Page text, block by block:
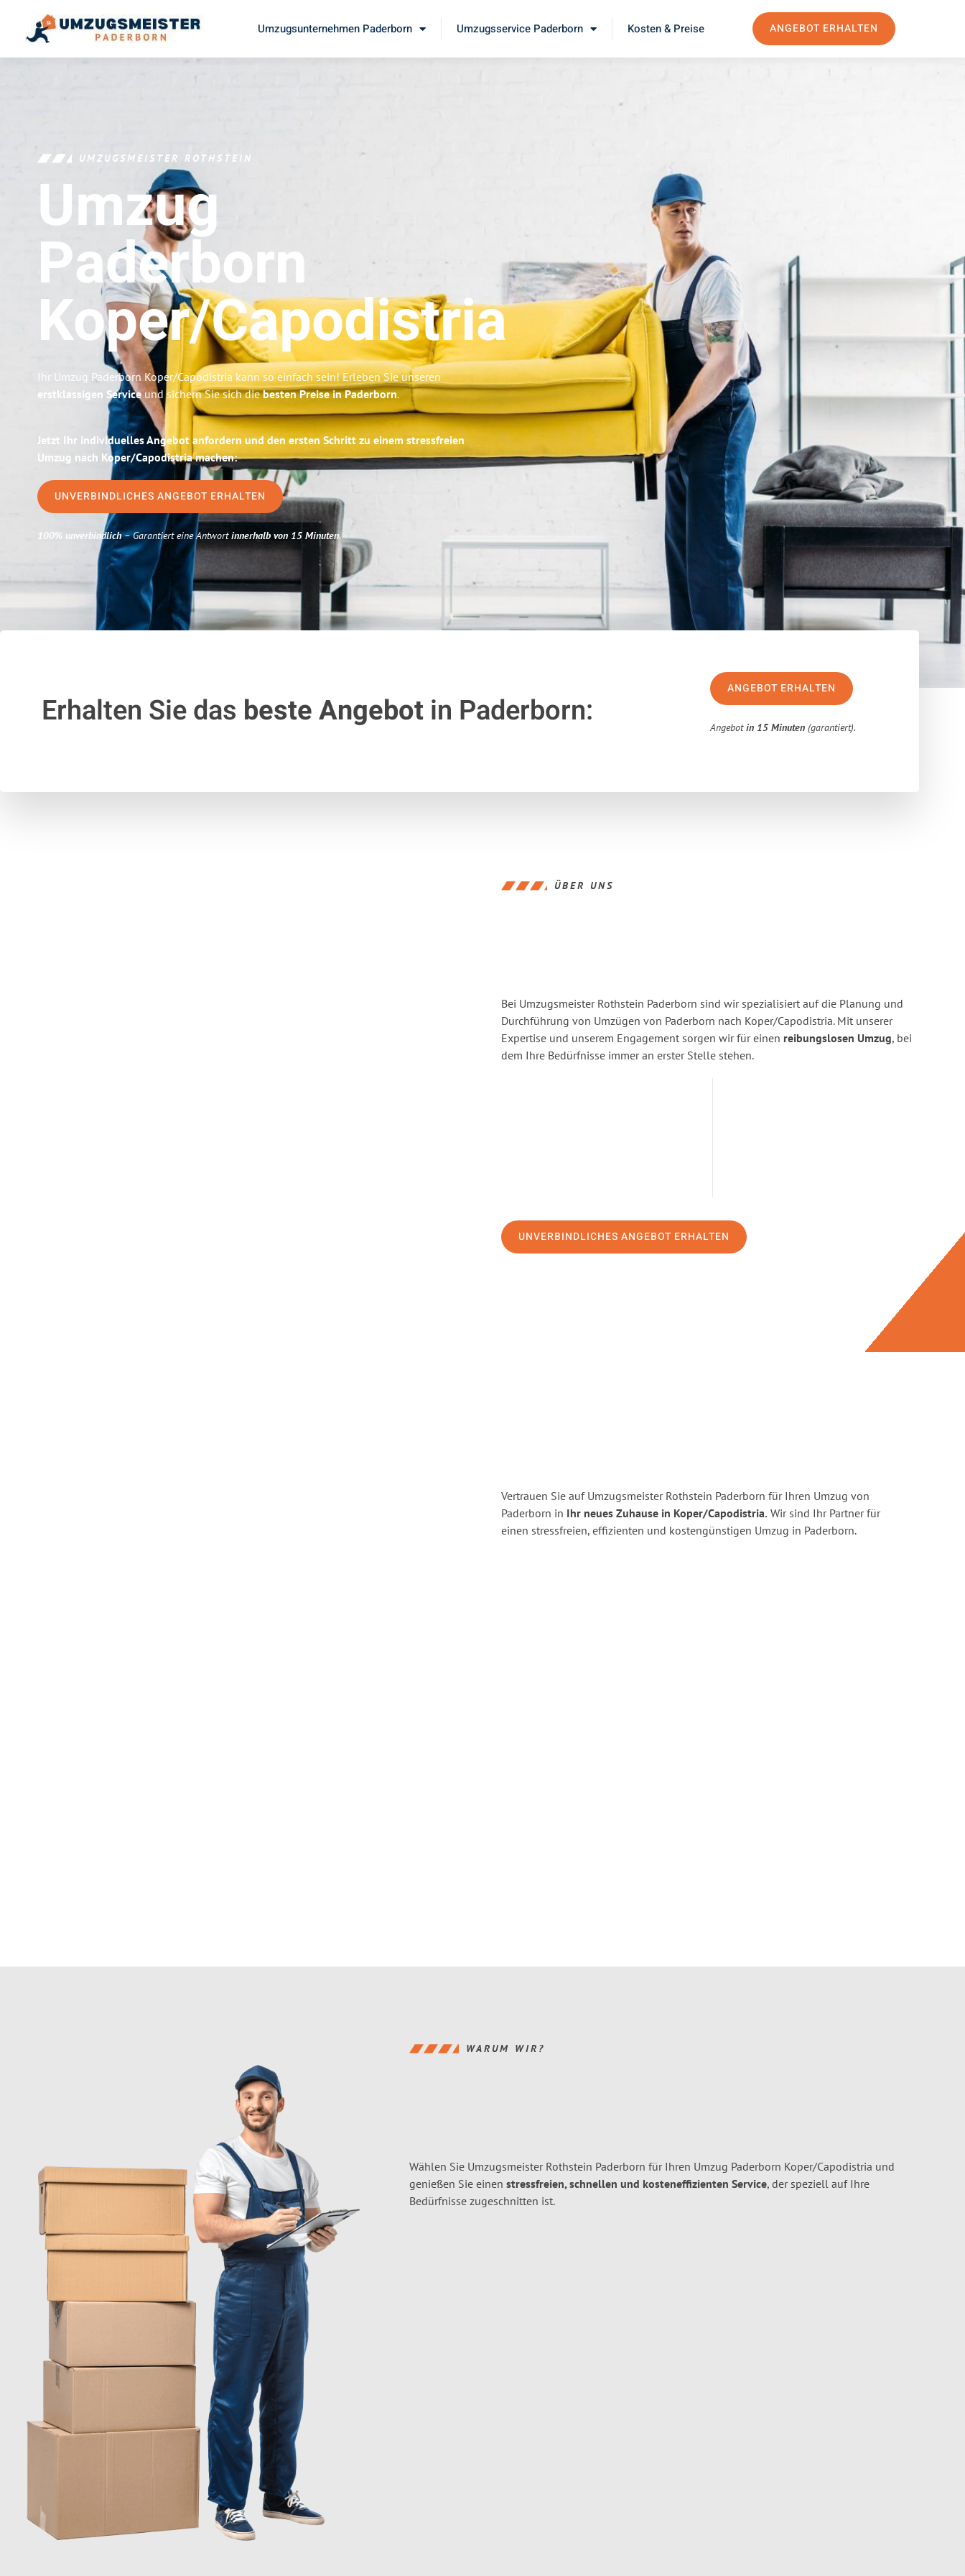
Umzugsunternehmen Paderborn Umzugsservice Paderborn Kosten & Preise ANGEBOT ERHALTEN
UMZUGSMEISTER ROTHSTEIN
Umzug
Paderborn
Koper/Capodistria
Ihr Umzug Paderborn Koper/Capodistria kann so einfach sein! Erleben Sie unseren
erstklassigen Serviceund sichern Sie sich diebesten Preise in Paderborn.
Jetzt Ihr individuelles Angebot anfordern und den ersten Schritt zu einem stressfreien
Umzug nach Koper/Capodistria machen:
UNVERBINDLICHES ANGEBOT ERHALTEN
100% unverbindlich– Garantiert eine Antwortinnerhalb von 15 Minuten.
Erhalten Sie das beste Angebotin Paderborn:
ANGEBOT ERHALTEN
Angebotin 15 Minuten (garantiert).
ÜBER UNS
Bei Umzugsmeister Rothstein Paderborn sind wir spezialisiert auf die Planung und
Durchführung von Umzügen von Paderborn nach Koper/Capodistria. Mit unserer
Expertise und unserem Engagement sorgen wir für einen reibungslosen Umzug, bei
dem Ihre Bedürfnisse immer an erster Stelle stehen.
UNVERBINDLICHES ANGEBOT ERHALTEN
Vertrauen Sie auf Umzugsmeister Rothstein Paderborn für Ihren Umzug von
Paderborn in Ihr neues Zuhause in Koper/Capodistria. Wir sind Ihr Partner für
einen stressfreien, effizienten und kostengünstigen Umzug in Paderborn.
WARUM WIR?
Wählen Sie Umzugsmeister Rothstein Paderborn für Ihren Umzug Paderborn Koper/Capodistria und
genießen Sie einen stressfreien, schnellen und kosteneffizienten Service, der speziell auf Ihre
Bedürfnisse zugeschnitten ist.